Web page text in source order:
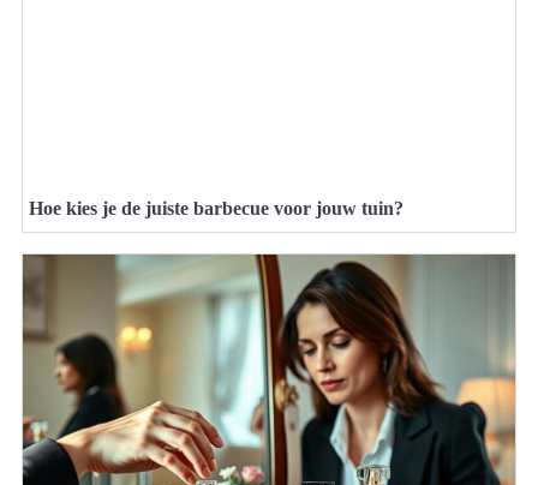
Hoe kies je de juiste barbecue voor jouw tuin?